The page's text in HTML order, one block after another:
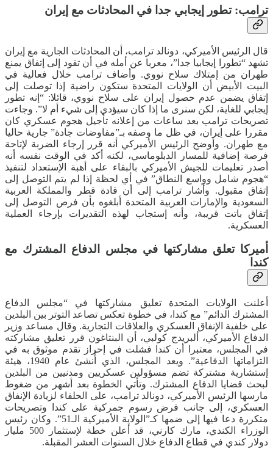
ترامب: تطور إيجابي جدا في المحادثات مع إيران
قال الرئيس الأميركي، دونالد ترامب، أن المحادثات الجارية مع إيران
تشهد “تطورا إيجابيا جدا”، معربا عن أمله في أن تقود إلى إتفاق يمنع
طهران من إمتلاك سلاح نووي. وأضاف ترامب خلال فعالية في
البيت الأبيض أن الولايات المتحدة ستكون راضية إذا توصلت إلى
إتفاق يضمن عدم حصول إيران على سلاح نووي، قائلا: “إنه تطور
إيجابي للغاية، لكن سنرى ما إذا كان سيؤدي إلى شيء أم لا”. وجاءت
تصريحات ترامب بعد ساعات من إعلانه تأجيل هجوم عسكري كان
مقررا على إيران، في ظل ما وصفه بـ”مفاوضات جادة” جارية حاليا
مع طهران. وأوضح الرئيس الأميركي أنه قرر إرجاء الضربة لإتاحة
فرصة إضافية للمسار الدبلوماسي، لكنه أكد في الوقت نفسه أنه
أصدر تعليمات للجيش الأميركي بالبقاء على أهبة الإستعداد لتنفيذ
“هجوم شامل وواسع النطاق” في أي لحظة إذا لم يتم التوصل إلى
إتفاق مقبول. وأشار ترامب إلى أن قادة قطر والمملكة العربية
السعودية والإمارات العربية المتحدة أبلغوه بأن فرص التوصل إلى
إتفاق باتت قريبة، وأنه إستجاب لهذه التقديرات بإرجاء العملية
العسكرية.
أميركا تعلق مشاركتها في مجلس الدفاع المشترك مع
كندا
أعلنت الولايات المتحدة تعليق مشاركتها في “مجلس الدفاع
المشترك الدائم” مع كندا، في خطوة تعكس تصاعد التوتر بين البلدين
على خلفية الإنفاق العسكري والعلاقات التجارية. وقال مساعد وزير
الدفاع الأميركي، ألبريدج كولبي، أن البنتاغون قرر تعليق مشاركته
في المجلس، معتبرا أن كندا فشلت في إحراز تقدم موثوق به في
التزاماتها الدفاعية”. ويعد المجلس، الذي أُنشئ عام 1940، هيئة
إستشارية مشتركة تضم مسؤولين عسكريين ومدنيين من البلدين
لبحث قضايا الدفاع المشترك. وتأتي الخطوة بعد أشهر من ضغوط
مارسها الرئيس الأميركي، دونالد ترامب، على الحلفاء لزيادة الإنفاق
العسكري، إلى جانب فرض رسوم جمركية على كندا وتصريحات
متكررة دعا فيها إلى ضمها كـ”الولاية الأميركية الـ51”. وكان رئيس
الوزراء الكندي، مارك كارني، قد أعلن خطة لإستثمار 500 مليار
دولار كندي في قطاع الدفاع خلال السنوات العشر المقبلة.